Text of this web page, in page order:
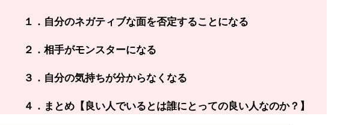
１．自分のネガティブな面を否定することになる
２．相手がモンスターになる
３．自分の気持ちが分からなくなる
４．まとめ【良い人でいるとは誰にとっての良い人なのか？】